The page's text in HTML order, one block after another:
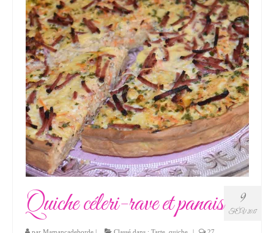
9
FÉV 2017
Quiche céleri-rave et panais
par Mamancadeborde | Classé dans : Tarte, quiche | 27